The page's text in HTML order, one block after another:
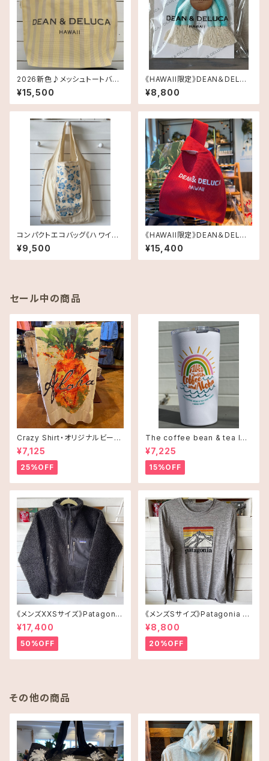
2026新色♪メッシュトートバッ
グ Largeサイズ《HAWAII限
定》DEAN＆DELUCA ディーン
＆デルーカ ハワイ 送料無料
¥15,500
《HAWAII限定》DEAN＆DELUC
A マクラメチャーム送料無料
¥8,800
コンパクトエコバッグ《ハワイ限
定》Dean & DeLuca ディーン
アンドデルーカ Shopping B
ag ハイビスカスブルー
¥9,500
《HAWAII限定》DEAN＆DELUC
A ニットバッグ RED 送料無料
¥15,400
セール中の商品
Crazy Shirt・オリジナルビーチ
タオル
¥7,125
25%OFF
The coffee bean & tea lea
f タンブラー 16oz(473ml)・C
offee and Alohaオレンジ
¥7,225
15%OFF
《メンズXXSサイズ》Patagonia
レトロX
¥17,400
50%OFF
《メンズSサイズ》Patagonia ロ
ングスリーブT-shirt
¥8,800
20%OFF
その他の商品